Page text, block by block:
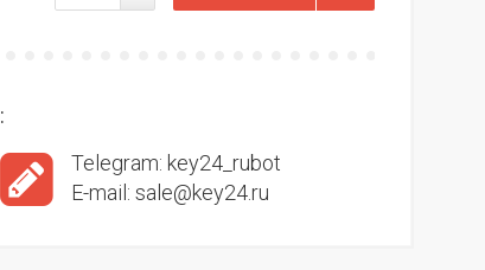
:
Telegram: key24_rubot
E-mail: sale@key24.ru